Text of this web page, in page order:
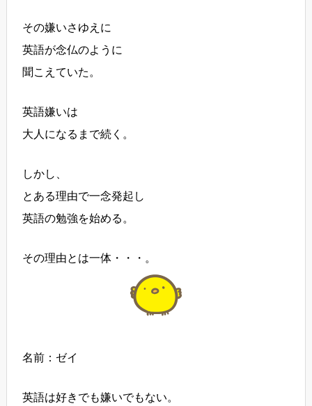
その嫌いさゆえに
英語が念仏のように
聞こえていた。
英語嫌いは
大人になるまで続く。
しかし、
とある理由で一念発起し
英語の勉強を始める。
その理由とは一体・・・。
名前：ゼイ
英語は好きでも嫌いでもない。